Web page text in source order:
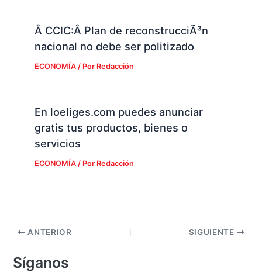
Â CCIC:Â Plan de reconstrucciÃ³n
nacional no debe ser politizado
ECONOMÍA/ Por Redacción
En loeliges.com puedes anunciar
gratis tus productos, bienes o
servicios
ECONOMÍA/ Por Redacción
ANTERIOR SIGUIENTE
Síganos